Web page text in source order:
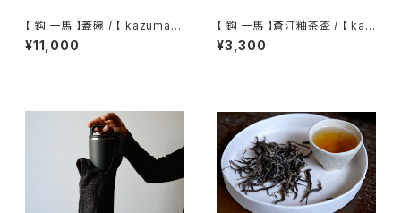
【 鈎 一馬 】蓋碗 / 【 kazuma
magari 】Gaiwan
¥11,000
【 鈎 一馬 】蒼汀釉茶盃 / 【 kaz
uma magari 】Teacup
¥3,300